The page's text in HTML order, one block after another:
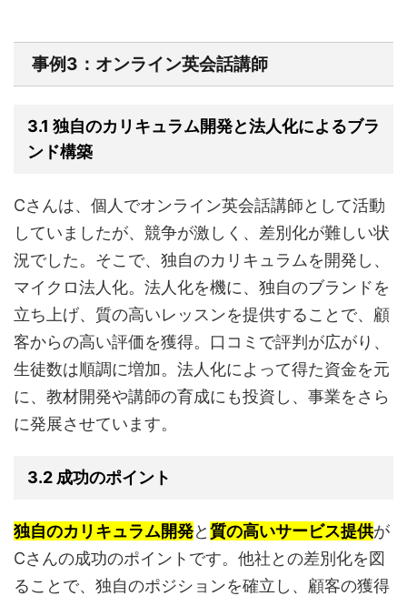
事例3：オンライン英会話講師
3.1 独自のカリキュラム開発と法人化によるブラ
ンド構築
Cさんは、個人でオンライン英会話講師として活動
していましたが、競争が激しく、差別化が難しい状
況でした。そこで、独自のカリキュラムを開発し、
マイクロ法人化。法人化を機に、独自のブランドを
立ち上げ、質の高いレッスンを提供することで、顧
客からの高い評価を獲得。口コミで評判が広がり、
生徒数は順調に増加。法人化によって得た資金を元
に、教材開発や講師の育成にも投資し、事業をさら
に発展させています。
3.2 成功のポイント
独自のカリキュラム開発と質の高いサービス提供が
Cさんの成功のポイントです。他社との差別化を図
ることで、独自のポジションを確立し、顧客の獲得